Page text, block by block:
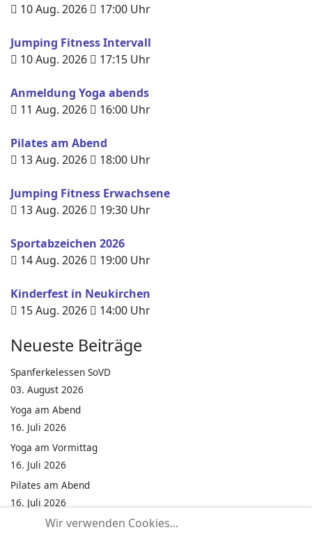
10 Aug. 2026
17:00 Uhr
Jumping Fitness Intervall
10 Aug. 2026
17:15 Uhr
Anmeldung Yoga abends
11 Aug. 2026
16:00 Uhr
Pilates am Abend
13 Aug. 2026
18:00 Uhr
Jumping Fitness Erwachsene
13 Aug. 2026
19:30 Uhr
Sportabzeichen 2026
14 Aug. 2026
19:00 Uhr
Kinderfest in Neukirchen
15 Aug. 2026
14:00 Uhr
Neueste Beiträge
Spanferkelessen SoVD
03. August 2026
Yoga am Abend
16. Juli 2026
Yoga am Vormittag
16. Juli 2026
Pilates am Abend
16. Juli 2026
Jumping Fitness Intervall
Wir verwenden Cookies...